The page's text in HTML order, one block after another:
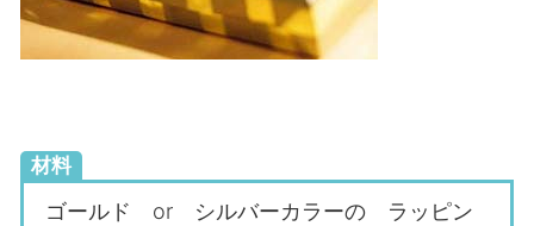
材料
ゴールド or シルバーカラーの ラッピン